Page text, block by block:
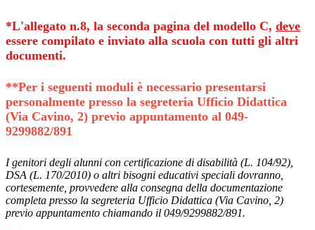
*L'allegato n.8, la seconda pagina del modello C, deve
essere compilato e inviato alla scuola con tutti gli altri
documenti.
**Per i seguenti moduli è necessario presentarsi
personalmente presso la segreteria Ufficio Didattica
(Via Cavino, 2) previo appuntamento al 049-
9299882/891
I genitori degli alunni con certificazione di disabilità (L. 104/92),
DSA (L. 170/2010) o altri bisogni educativi speciali dovranno,
cortesemente, provvedere alla consegna della documentazione
completa presso la segreteria Ufficio Didattica (Via Cavino, 2)
previo appuntamento chiamando il 049/9299882/891.